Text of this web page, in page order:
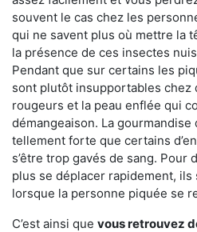
souvent le cas chez les
qui ne savent plus où mettre la
la présence de ces insectes
Pendant que sur certains les
sont plutôt insupportables chez
rougeurs et la peau enflée qui
démangeaison. La
tellement forte que certains
s’être trop gavés de sang. Pour
plus se déplacer rapidement,
lorsque la personne piquée se
C’est ainsi que vous retrouvez